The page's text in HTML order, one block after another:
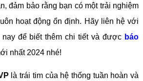
đảm bảo rằng bạn có một trải nghiệm
hoạt động ổn định. Hãy liên hệ với
nay để biết thêm chi tiết và được báo
nhất 2024 nhé!
là trái tim của hệ thống tuần hoàn và